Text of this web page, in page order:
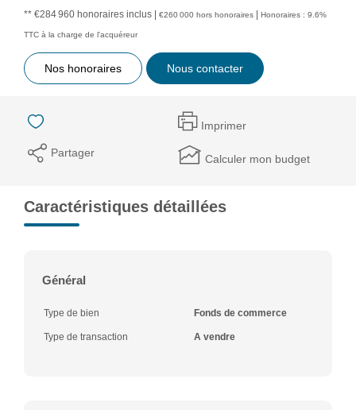
** €284 960 honoraires inclus | €260 000 hors honoraires | Honoraires : 9.6%
TTC à la charge de l'acquéreur
Nos honoraires Nous contacter
Imprimer
Partager Calculer mon budget
Caractéristiques détaillées
Général
Type de bien Fonds de commerce
Type de transaction A vendre